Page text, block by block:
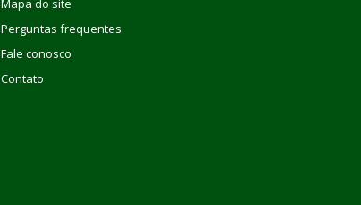
Mapa do site
Perguntas frequentes
Fale conosco
Contato